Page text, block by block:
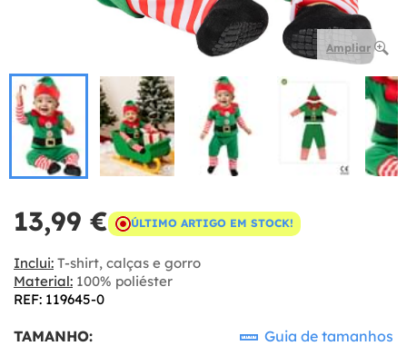
Ampliar
13,99 € ÚLTIMO ARTIGO EM STOCK!
Inclui: T-shirt, calças e gorro
Material: 100% poliéster
REF: 119645-0
TAMANHO: Guia de tamanhos